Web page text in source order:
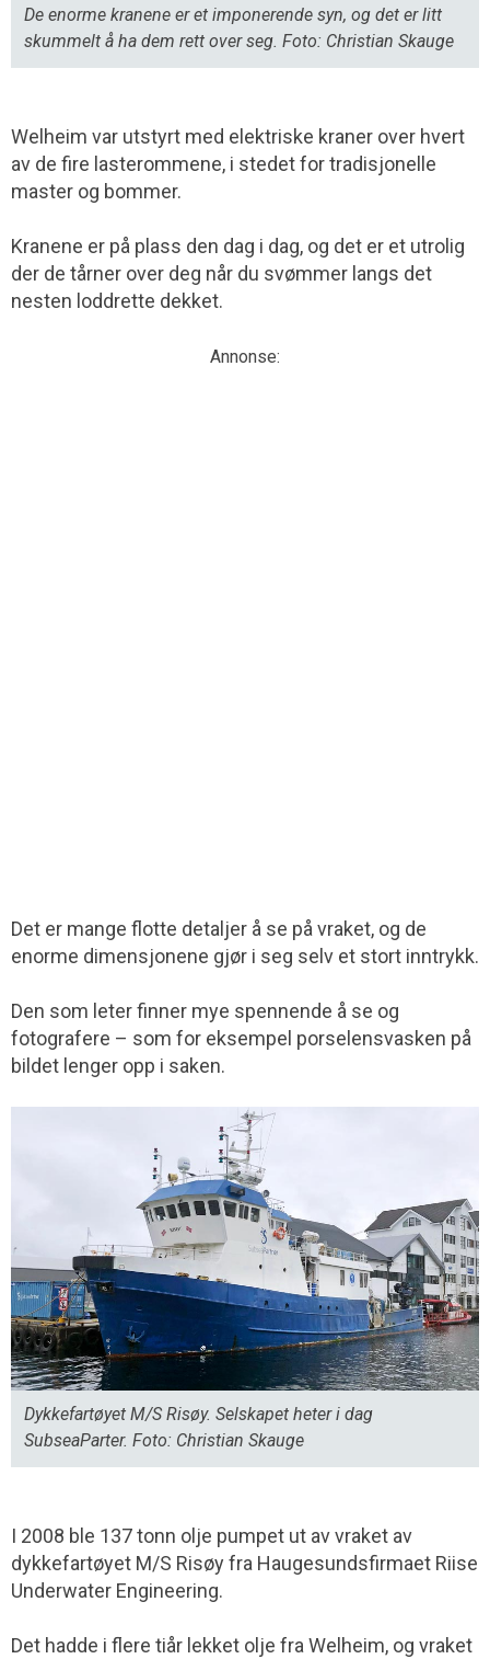
De enorme kranene er et imponerende syn, og det er litt
skummelt å ha dem rett over seg. Foto: Christian Skauge
Welheim var utstyrt med elektriske kraner over hvert
av de fire lasterommene, i stedet for tradisjonelle
master og bommer.
Kranene er på plass den dag i dag, og det er et utrolig
der de tårner over deg når du svømmer langs det
nesten loddrette dekket.
Annonse:
Det er mange flotte detaljer å se på vraket, og de
enorme dimensjonene gjør i seg selv et stort inntrykk.
Den som leter finner mye spennende å se og
fotografere – som for eksempel porselens­vasken på
bildet lenger opp i saken.
Dykkefartøyet M/S Risøy. Selskapet heter i dag
SubseaParter. Foto: Christian Skauge
I 2008 ble 137 tonn olje pumpet ut av vraket av
dykkefartøyet M/S Risøy fra Haugesunds­firmaet Riise
Underwater Engineering.
Det hadde i flere tiår lekket olje fra Welheim, og vraket